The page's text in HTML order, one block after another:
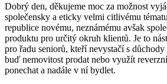
Dobrý den, děkujeme moc za možnost
společensky a eticky velmi citlivému
republice novému, neznámému avšak
produktu pro určitý okruh klientů. Je to
pro řadu seniorů, kteří nevystačí s
buď nemovitost prodat nebo využít
ponechat a nadále v ní bydlet.